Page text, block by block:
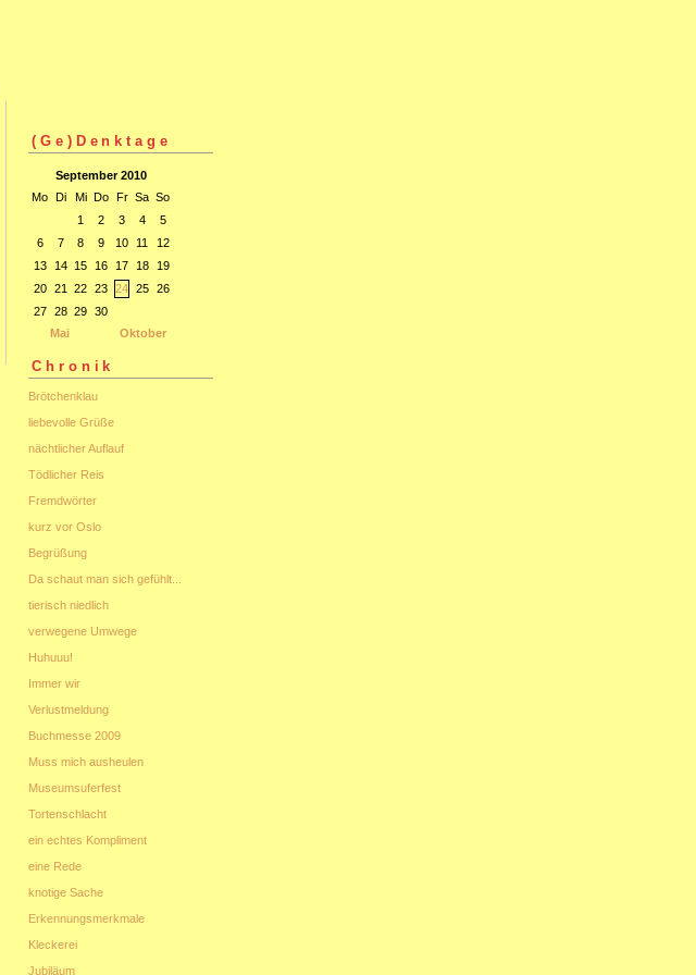
(Ge)Denktage
September 2010
Mo Di Mi Do Fr Sa So
1
2 3 4
5
6
7 8 9 10 11
12
13
14 15 16 17 18
19
20
21 22 23 24 25
26
27
28 29 30
Mai
Oktober
Chronik
Brötchenklau
liebevolle Grüße
nächtlicher Auflauf
Tödlicher Reis
Fremdwörter
kurz vor Oslo
Begrüßung
Da schaut man sich gefühlt...
tierisch niedlich
verwegene Umwege
Huhuuu!
Immer wir
Verlustmeldung
Buchmesse 2009
Muss mich ausheulen
Museumsuferfest
Tortenschlacht
ein echtes Kompliment
eine Rede
knotige Sache
Erkennungsmerkmale
Kleckerei
Jubiläum